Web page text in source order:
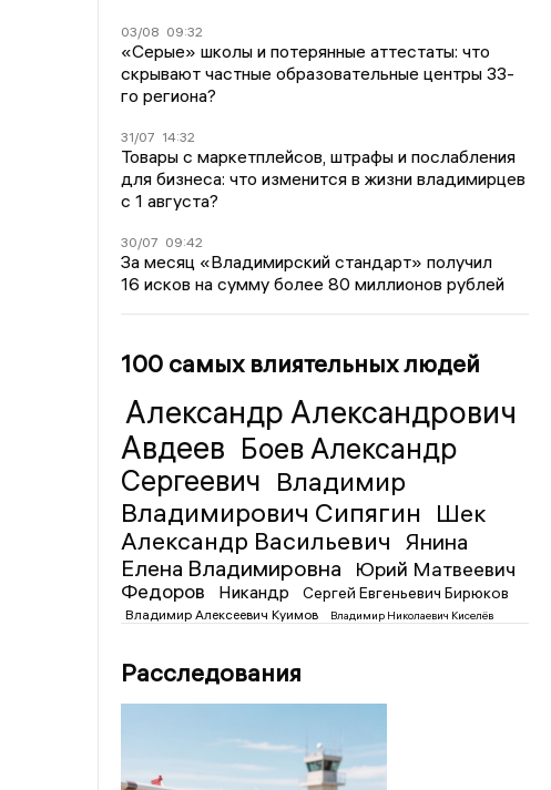
03/08 09:32
«Серые» школы и потерянные аттестаты: что
скрывают частные образовательные центры 33-
го региона?
31/07 14:32
Товары с маркетплейсов, штрафы и послабления
для бизнеса: что изменится в жизни владимирцев
с 1 августа?
30/07 09:42
За месяц «Владимирский стандарт» получил
16 исков на сумму более 80 миллионов рублей
100 самых влиятельных людей
Александр Александрович
Авдеев Боев Александр
Сергеевич Владимир
Владимирович Сипягин Шек
Александр Васильевич
Янина
Елена Владимировна
Юрий Матвеевич
Федоров
Никандр Сергей Евгеньевич Бирюков
Владимир Алексеевич Куимов Владимир Николаевич Киселёв
Расследования